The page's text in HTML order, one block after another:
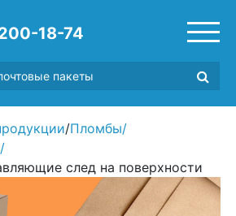
18-74
/Пломбы/
/
след на поверхности